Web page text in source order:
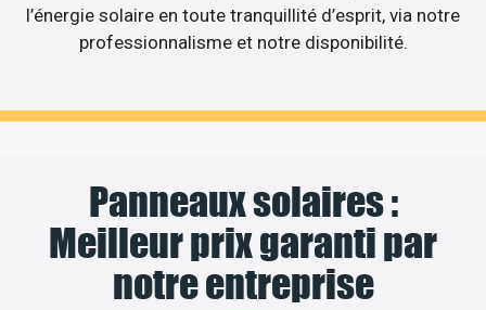
l’énergie solaire en toute tranquillité d’esprit, via notre
professionnalisme et notre disponibilité.
Panneaux solaires :
Meilleur prix garanti par
notre entreprise